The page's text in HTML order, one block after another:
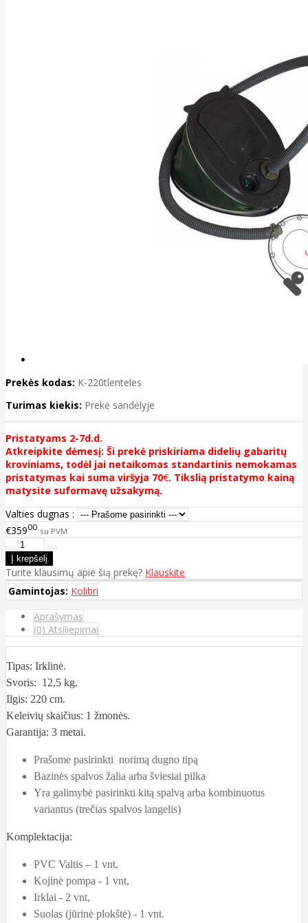
Prekės kodas: K-220tlenteles
Turimas kiekis: Prekė sandėlyje
Pristatyams 2-7d.d.
Atkreipkite dėmesį: Ši prekė priskiriama didelių gabaritų
kroviniams, todėl jai netaikomas standartinis nemokamas
pristatymas kai suma viršyja 70€. Tikslią pristatymo kainą
matysite suformavę užsakymą.
Valties dugnas :
€35900 su PVM
Turite klausimų apie šią prekę? Klauskite
Gamintojas: Kolibri
Aprašymas
(0) Atsiliepimai
Tipas: Irklinė.
Svoris: 12,5 kg.
Ilgis: 220 cm.
Keleivių skaičius: 1 žmonės.
Garantija: 3 metai.
Prašome pasirinkti norimą dugno tipą
Bazinės spalvos žalia arba šviesiai pilka
Yra galimybė pasirinkti kitą spalvą arba kombinuotus
variantus (trečias spalvos langelis)
Komplektacija:
PVC Valtis – 1 vnt,
Kojinė pompa - 1 vnt,
Irklai - 2 vnt,
Suolas (jūrinė plokštė) - 1 vnt.